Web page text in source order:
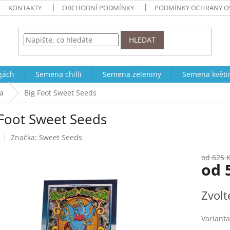
KONTAKTY OBCHODNÍ PODMÍNKY PODMÍNKY OCHRANY
HLEDAT
Semena chilli Semena zeleniny Semena
Big Foot Sweet Seeds
Sweet Seeds
Značka: Sweet Seeds
od 625
od
cena:
Varianta